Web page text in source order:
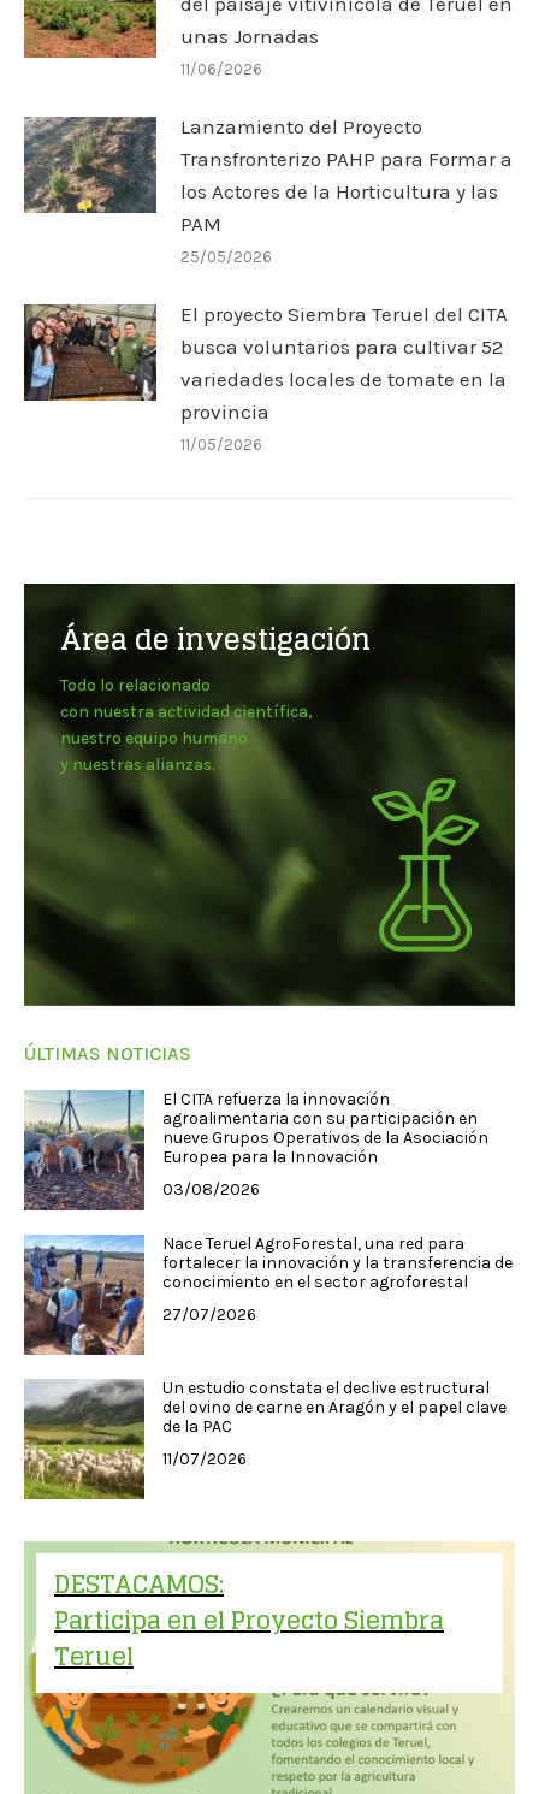
unas Jornadas
11/06/2026
Lanzamiento del Proyecto
Transfronterizo PAHP para Formar a
los Actores de la Horticultura y las
PAM
25/05/2026
El proyecto Siembra Teruel del CITA
busca voluntarios para cultivar 52
variedades locales de tomate en la
provincia
11/05/2026
Área de investigación
Todo lo relacionado
con nuestra actividad científica,
nuestro equipo humano
y nuestras alianzas.
ÚLTIMAS NOTICIAS
El CITA refuerza la innovación
agroalimentaria con su participación en
nueve Grupos Operativos de la Asociación
Europea para la Innovación
03/08/2026
Nace Teruel AgroForestal, una red para
fortalecer la innovación y la transferencia de
conocimiento en el sector agroforestal
27/07/2026
Un estudio constata el declive estructural
del ovino de carne en Aragón y el papel clave
de la PAC
11/07/2026
DESTACAMOS:
Participa en el Proyecto Siembra
Teruel